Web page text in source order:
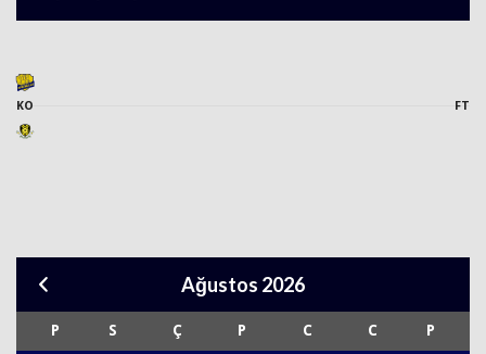
KO FT
Ağustos 2026
P S Ç P C C P